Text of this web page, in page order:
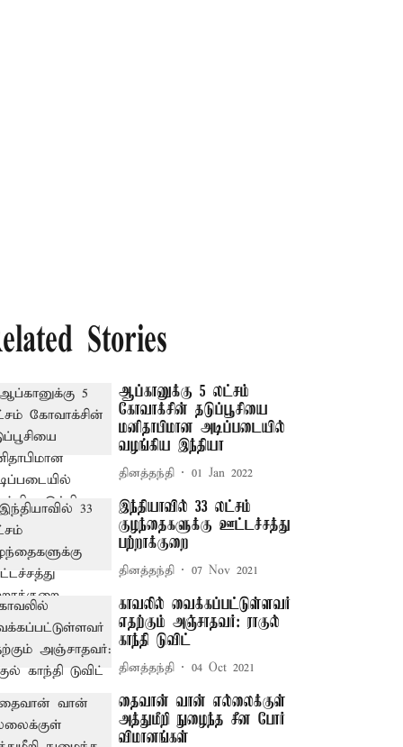
Stories
ஆப்கானுக்கு 5 லட்சம்
கோவாக்சின் தடுப்பூசியை
மனிதாபிமான அடிப்படையில்
வழங்கிய இந்தியா
தினத்தந்தி 01 Jan 2022
இந்தியாவில் 33 லட்சம்
குழந்தைகளுக்கு ஊட்டச்சத்து
பற்றாக்குறை
தினத்தந்தி 07 Nov 2021
காவலில் வைக்கப்பட்டுள்ளவர்
எதற்கும் அஞ்சாதவர்: ராகுல்
காந்தி டுவிட்
தினத்தந்தி 04 Oct 2021
தைவான் வான் எல்லைக்குள்
அத்துமீறி நுழைந்த சீன போர்
விமானங்கள்